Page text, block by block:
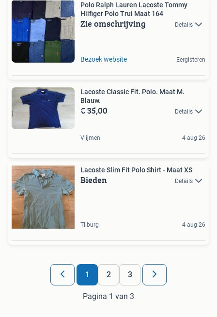
Polo Ralph Lauren Lacoste Tommy
Hilfiger Polo Trui Maat 164
Zie omschrijving Details
Bezoek website Eergisteren
Lacoste Classic Fit. Polo. Maat M.
Blauw.
€ 35,00 Details
Vlijmen 4 aug 26
Lacoste Slim Fit Polo Shirt - Maat XS
Bieden Details
Tilburg 4 aug 26
1 2 3
Pagina 1 van 3